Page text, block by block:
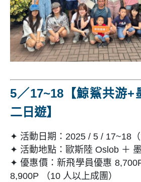
5／17~18【鯨鯊共游+
二日遊】
✦ 活動日期：2025 / 5 / 17~18（
✦ 活動地點：歐斯陸 Oslob ＋
✦ 優惠價：新飛學員優惠
8,900P （10 人以上成團）